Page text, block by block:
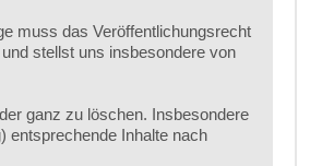
muss das Veröffentlichungsrecht
stellst uns insbesondere von
ganz zu löschen. Insbesondere
entsprechende Inhalte nach